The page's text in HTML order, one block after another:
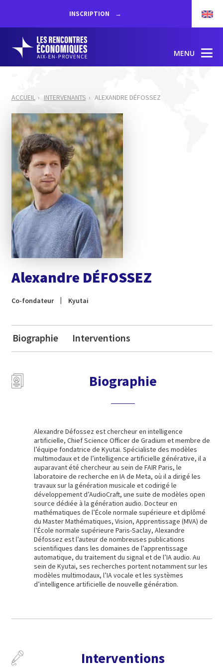
INSCRIPTION
MENU
ACCUEIL INTERVENANTS ALEXANDRE DÉFOSSEZ
Alexandre DÉFOSSEZ
Co-fondateur Kyutai
Biographie Interventions
Biographie
Alexandre Défossez est chercheur en intelligence
artificielle, Chief Science Officer de Gradium et membre de
l’équipe fondatrice de Kyutai. Spécialiste des modèles
multimodaux et de l’intelligence artificielle générative, il a
auparavant été chercheur au sein de FAIR Paris, le
laboratoire de recherche en IA de Meta, où il a dirigé les
travaux sur la génération musicale et codirigé le
développement d’AudioCraft, une suite de modèles open
source dédiée à la génération audio. Docteur en
mathématiques de l’École normale supérieure et diplômé
du Master Mathématiques, Vision, Apprentissage (MVA) de
l’École normale supérieure Paris-Saclay, Alexandre
Défossez est l’auteur de nombreuses publications
scientifiques dans les domaines de l’apprentissage
automatique, du traitement du signal et de l’IA audio. Au
sein de Kyutai, ses recherches portent notamment sur les
modèles multimodaux, l’IA vocale et les systèmes
d’intelligence artificielle de nouvelle génération.
Interventions